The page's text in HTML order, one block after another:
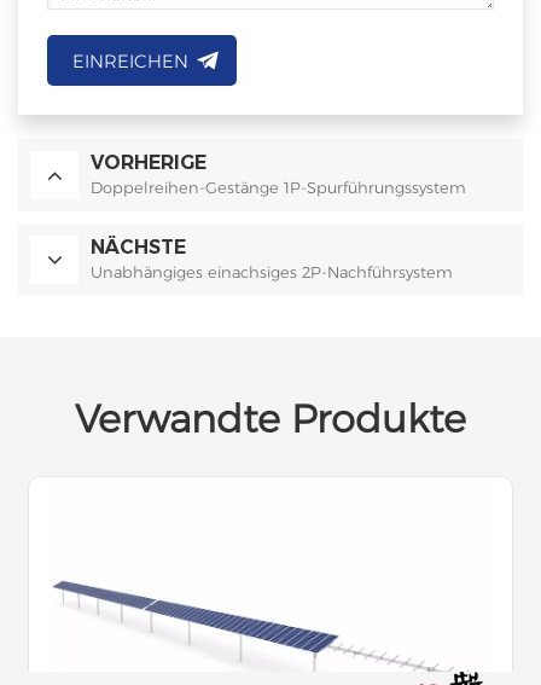
EINREICHEN
VORHERIGE
Doppelreihen-Gestänge 1P-Spurführungssystem
NÄCHSTE
Unabhängiges einachsiges 2P-Nachführsystem
Verwandte Produkte